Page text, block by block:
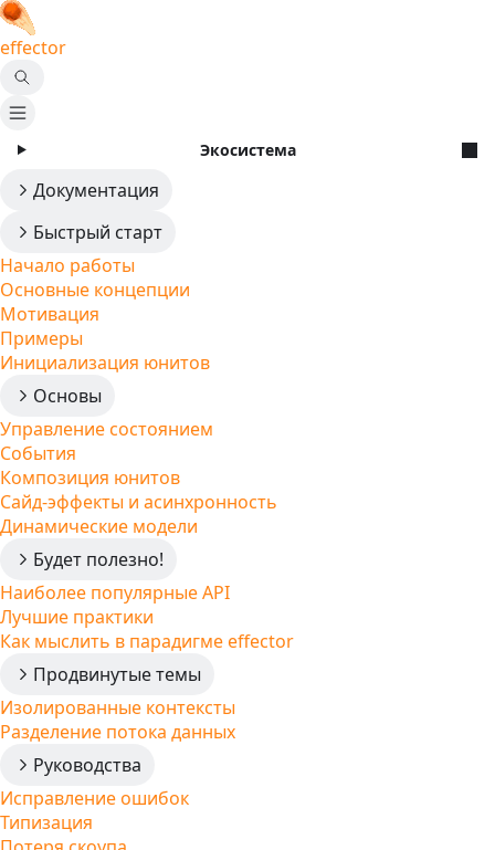
effector
Экосистема
Документация
Быстрый старт
Начало работы
Основные концепции
Мотивация
Примеры
Инициализация юнитов
Основы
Управление состоянием
События
Композиция юнитов
Сайд-эффекты и асинхронность
Динамические модели
Будет полезно!
Наиболее популярные API
Лучшие практики
Как мыслить в парадигме effector
Продвинутые темы
Изолированные контексты
Разделение потока данных
Руководства
Исправление ошибок
Типизация